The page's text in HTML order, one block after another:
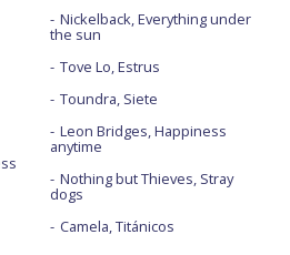
Nickelback, Everything under
the sun
Tove Lo, Estrus
Toundra, Siete
Leon Bridges, Happiness
anytime
Nothing but Thieves, Stray
dogs
Camela, Titánicos